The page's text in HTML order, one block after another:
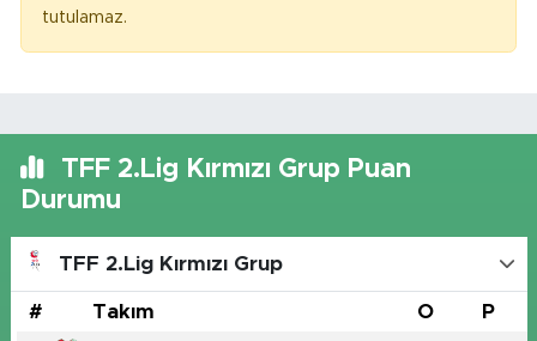
tutulamaz.
TFF 2.Lig Kırmızı Grup Puan
Durumu
TFF 2.Lig Kırmızı Grup
# Takım O P